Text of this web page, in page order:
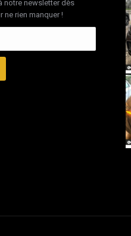
notre newsletter dès
ne rien manquer !